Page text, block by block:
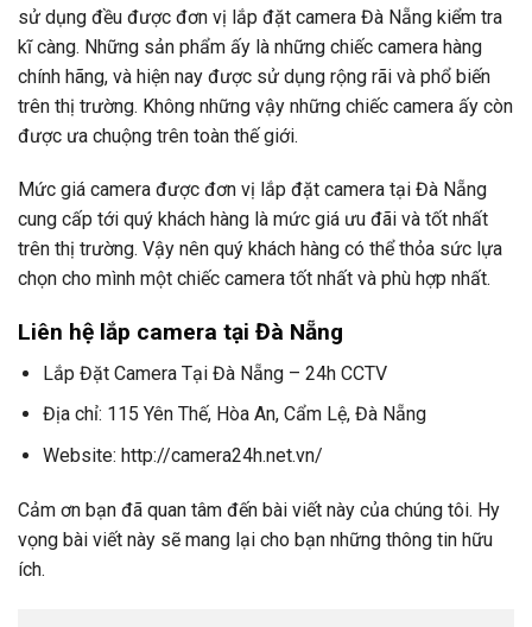
sử dụng đều được đơn vị lắp đặt camera Đà Nẵng kiểm tra
kĩ càng. Những sản phẩm ấy là những chiếc camera hàng
chính hãng, và hiện nay được sử dụng rộng rãi và phổ biến
trên thị trường. Không những vậy những chiếc camera ấy còn
được ưa chuộng trên toàn thế giới.
Mức giá camera được đơn vị lắp đặt camera tại Đà Nẵng
cung cấp tới quý khách hàng là mức giá ưu đãi và tốt nhất
trên thị trường. Vậy nên quý khách hàng có thể thỏa sức lựa
chọn cho mình một chiếc camera tốt nhất và phù hợp nhất.
Liên hệ lắp camera tại Đà Nẵng
Lắp Đặt Camera Tại Đà Nẵng – 24h CCTV
Địa chỉ: 115 Yên Thế, Hòa An, Cẩm Lệ, Đà Nẵng
Website: http://camera24h.net.vn/
Cảm ơn bạn đã quan tâm đến bài viết này của chúng tôi. Hy
vọng bài viết này sẽ mang lại cho bạn những thông tin hữu
ích.